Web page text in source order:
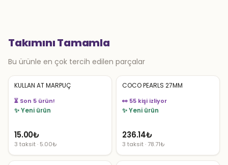
Takımını Tamamla
Bu ürünle en çok tercih edilen parçalar
KULLAN AT MARPUÇ
⏳ Son 5 ürün!
✨ Yeni ürün
15.00₺
3 taksit · 5.00₺
COCO PEARLS 27MM
👀 55 kişi izliyor
✨ Yeni ürün
236.14₺
3 taksit · 78.71₺